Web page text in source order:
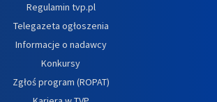
Regulamin tvp.pl
Telegazeta ogłoszenia
Informacje o nadawcy
Konkursy
Zgłoś program (ROPAT)